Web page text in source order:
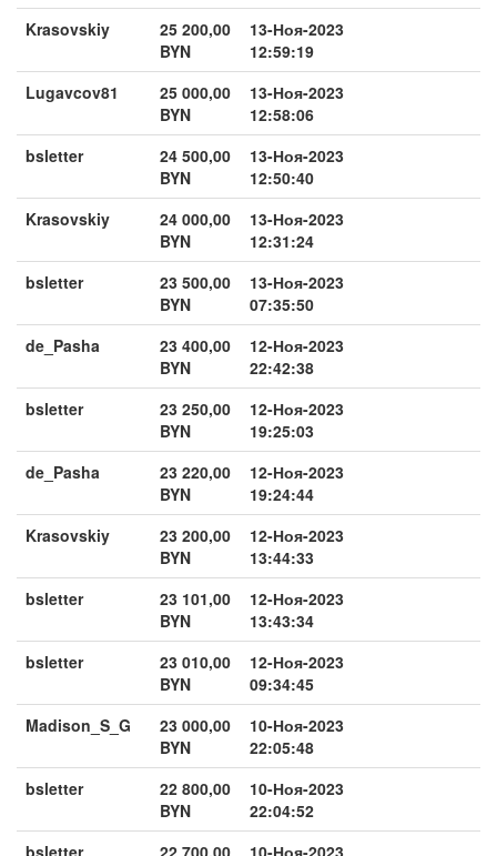
Krasovskiy
25 200,00
BYN
13-Ноя-2023
12:59:19
Lugavcov81
25 000,00
BYN
13-Ноя-2023
12:58:06
bsletter
24 500,00
BYN
13-Ноя-2023
12:50:40
Krasovskiy
24 000,00
BYN
13-Ноя-2023
12:31:24
bsletter
23 500,00
BYN
13-Ноя-2023
07:35:50
de_Pasha
23 400,00
BYN
12-Ноя-2023
22:42:38
bsletter
23 250,00
BYN
12-Ноя-2023
19:25:03
de_Pasha
23 220,00
BYN
12-Ноя-2023
19:24:44
Krasovskiy
23 200,00
BYN
12-Ноя-2023
13:44:33
bsletter
23 101,00
BYN
12-Ноя-2023
13:43:34
bsletter
23 010,00
BYN
12-Ноя-2023
09:34:45
Madison_S_G
23 000,00
BYN
10-Ноя-2023
22:05:48
bsletter
22 800,00
BYN
10-Ноя-2023
22:04:52
bsletter
22 700,00
10-Ноя-2023